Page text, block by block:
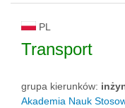
PL
Transport
grupa kierunków:
Akademia Nauk